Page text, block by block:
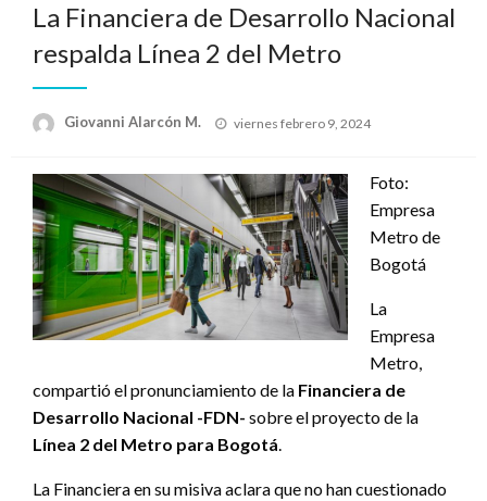
La Financiera de Desarrollo Nacional
respalda Línea 2 del Metro
Giovanni Alarcón M.
Publicado
viernes febrero 9, 2024
Foto:
Empresa
Metro de
Bogotá
La
Empresa
Metro,
compartió el pronunciamiento de la Financiera de
Desarrollo Nacional -FDN- sobre el proyecto de la
Línea 2 del Metro para Bogotá.
La Financiera en su misiva aclara que no han cuestionado